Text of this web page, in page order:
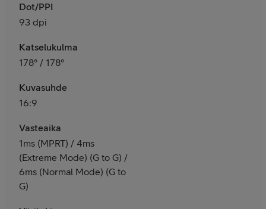
Dot/PPI
93 dpi
Katselukulma
178° / 178°
Kuvasuhde
16:9
Vasteaika
1ms (MPRT) / 4ms
(Extreme Mode) (G to G) /
6ms (Normal Mode) (G to
G)